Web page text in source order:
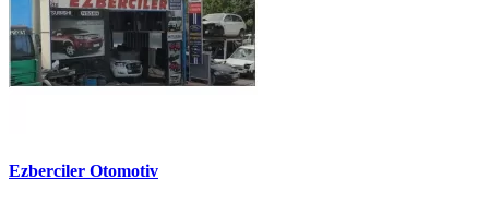
Ezberciler Otomotiv